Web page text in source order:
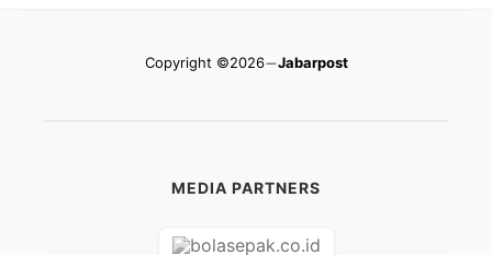
Copyright ©2026 Jabarpost
MEDIA PARTNERS